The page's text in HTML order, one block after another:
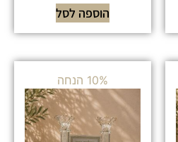
הוספה לסל
10% הנחה